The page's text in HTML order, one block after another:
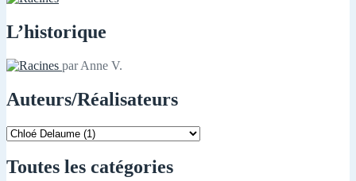
L’historique
par Anne V.
Auteurs/Réalisateurs
Toutes les catégories